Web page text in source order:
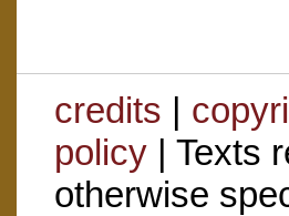
credits |
policy| Texts
otherwise